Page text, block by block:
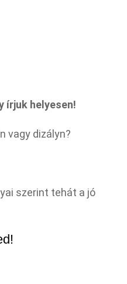
írjuk helyesen!
vagy dizályn?
szerint tehát a jó